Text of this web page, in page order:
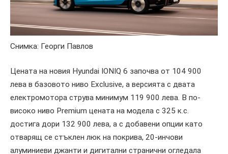
Снимка: Георги Павлов
Цената на новия Hyundai IONIQ 6 започва от 104 900
лева в базовото ниво Exclusive, а версията с двата
електромотора струва минимум 119 900 лева. В по-
високо ниво Premium цената на модела с 325 к.с.
достига дори 132 900 лева, а с добавени опции като
отварящ се стъклен люк на покрива, 20-инчови
алуминиеви джанти и дигитални странични огледала